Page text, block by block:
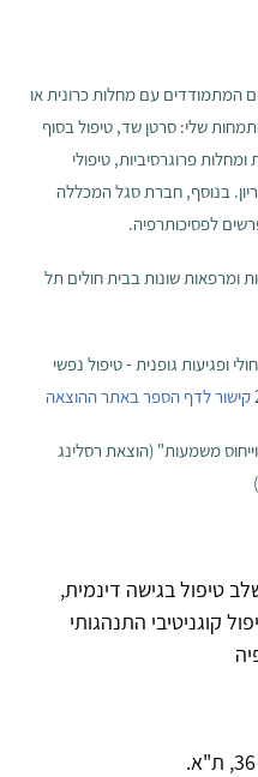
המתמודדים עם מחלות כרונית או
שלי: סרטן שד, טיפול בסוף
פרוגרסיביות, טיפולי
בנוסף, חברת סגל המכללה
לפסיכותרפיה.
15 שנה במחלקות ומרפאות שונות בבית חולים תל
ופגיעות גופנית - טיפול נפשי
קישור לדף הספר באתר ההוצאה
משמעות" (הוצאת רסלינג
)
טיפול בגישה דינמית,
קוגניטיבי התנהגותי